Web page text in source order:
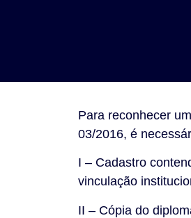
Para reconhecer
03/2016, é
I – Cadastro
vinculação
II – Cópia do